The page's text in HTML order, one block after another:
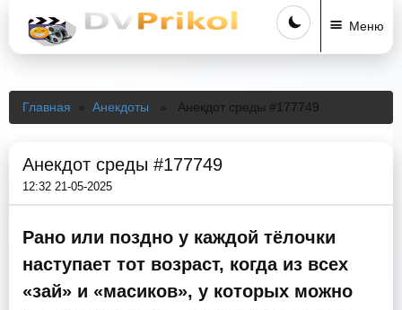
Меню
Главная » Анекдоты » Анекдот среды #177749
Анекдот среды #177749
12:32 21-05-2025
Рано или поздно у каждой тëлочки
наступает тот возраст, когда из всех
«зай» и «масиков», у которых можно